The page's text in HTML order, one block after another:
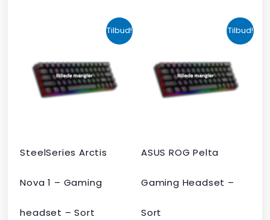
Tilbud!
SteelSeries Arctis
Nova 1 – Gaming
headset – Sort
oprindelige
pris
var:
kr. 424,00.
aktuelle
pris
er:
kr. 349,00.
Tilbud!
ASUS ROG Pelta
Gaming Headset –
Sort
oprindelige
pris
var:
kr.
aktuelle
pris
er:
kr. 679,00.